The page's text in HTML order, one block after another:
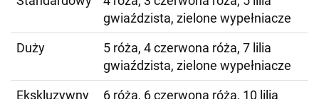
gwiaździsta, zielone wypełniacze
Duży
5 róża, 4 czerwona róża, 7 lilia
gwiaździsta, zielone wypełniacze
Ekskluzywny
6 róża, 6 czerwona róża, 10 lilia